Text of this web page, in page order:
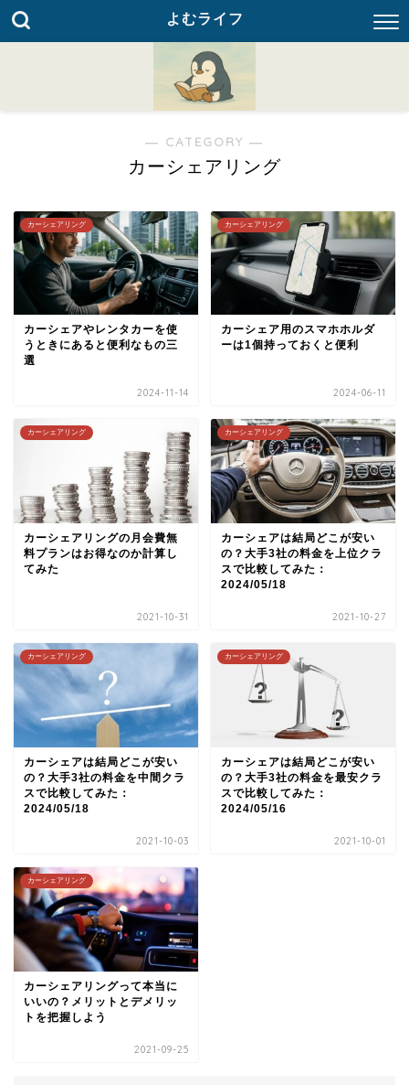
よむライフ
― CATEGORY ―
カーシェアリング
カーシェアリング
カーシェアやレンタカーを使
うときにあると便利なもの三
選
2024-11-14
カーシェアリング
カーシェア用のスマホホルダ
ーは1個持っておくと便利
2024-06-11
カーシェアリング
カーシェアリングの月会費無
料プランはお得なのか計算し
てみた
2021-10-31
カーシェアリング
カーシェアは結局どこが安い
の？大手3社の料金を上位クラ
スで比較してみた：
2024/05/18
2021-10-27
カーシェアリング
カーシェアは結局どこが安い
の？大手3社の料金を中間クラ
スで比較してみた：
2024/05/18
2021-10-03
カーシェアリング
カーシェアは結局どこが安い
の？大手3社の料金を最安クラ
スで比較してみた：
2024/05/16
2021-10-01
カーシェアリング
カーシェアリングって本当に
いいの？メリットとデメリッ
トを把握しよう
2021-09-25